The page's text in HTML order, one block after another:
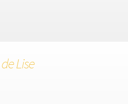
de Lise